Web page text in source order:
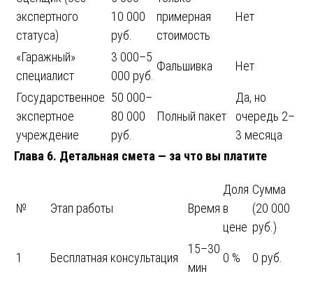
экспертного
статуса)
10 000
руб.
примерная
стоимость
Нет
«Гаражный»
специалист
3 000–5
000 руб.
Фальшивка Нет
Государственное
экспертное
учреждение
50 000–
80 000
руб.
Полный пакет
Да, но
очередь 2–
3 месяца
Глава 6. Детальная смета — за что вы платите
№ Этап работы Время
Доля
в
цене
Сумма
(20 000
руб.)
1 Бесплатная консультация
15–30
мин
0 % 0 руб.